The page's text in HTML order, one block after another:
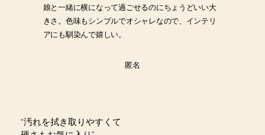
娘と一緒に横になって過ごせるのにちょうどいい大
きさ。色味もシンプルでオシャレなので、インテリ
アにも馴染んで嬉しい。
​匿名
“汚れを拭き取りやすくて